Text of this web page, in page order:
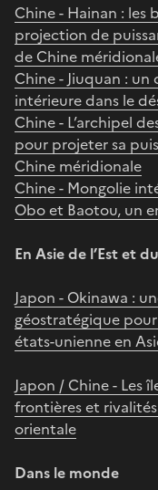
Chine - Hainan : les
projection de
de Chine
Chine - Jiuquan :
intérieure dans le
Chine - L’archipel
pour projeter sa
Chine méridionale
Chine - Mongolie
Obo et Baotou, un
En Asie de l’Est et
Japon - Okinawa :
géostratégique
états-unienne en
Japon / Chine - Les
frontières et
orientale
Dans le monde